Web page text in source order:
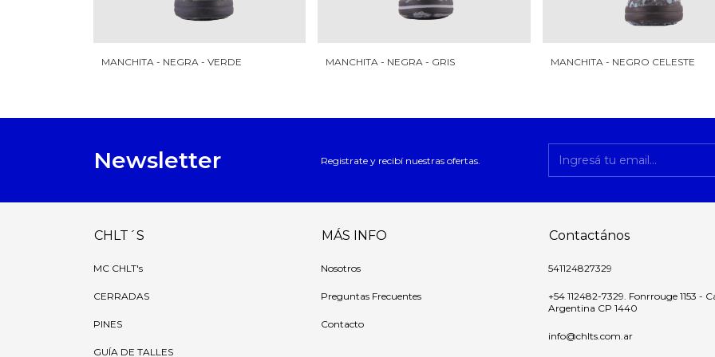
MANCHITA - NEGRA - VERDE MANCHITA - NEGRA - GRIS MANCHITA - NEGRO CELESTE
Newsletter Registrate y recibí nuestras ofertas.
CHLT´S
MC CHLT's
CERRADAS
PINES
GUÍA DE TALLES
MÁS INFO
Nosotros
Preguntas Frecuentes
Contacto
Contactános
541124827329
+54 112482-7329. Fonrrouge 1153 -
Argentina CP 1440
info@chlts.com.ar